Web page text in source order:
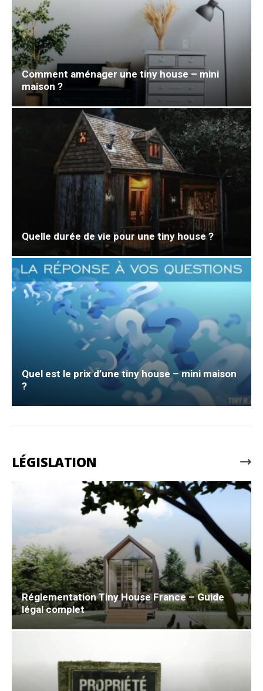
Comment aménager une tiny house – mini
maison ?
Quelle durée de vie pour une tiny house ?
Quel est le prix d’une tiny house – mini maison
?
LÉGISLATION
Réglementation Tiny House France – Guide
légal complet